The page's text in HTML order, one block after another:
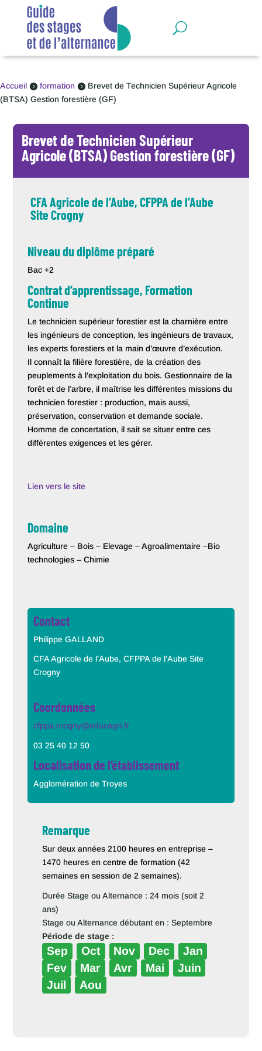
Accueil  formation  Brevet de Technicien Supérieur Agricole
(BTSA) Gestion forestière (GF)
Brevet de Technicien Supérieur
Agricole (BTSA) Gestion forestière (GF)
CFA Agricole de l’Aube, CFPPA de l’Aube
Site Crogny
Niveau du diplôme préparé
Bac +2
Contrat d’apprentissage, Formation
Continue
Le technicien supérieur forestier est la charnière entre
les ingénieurs de conception, les ingénieurs de travaux,
les experts forestiers et la main d’œuvre d’exécution.
Il connaît la filière forestière, de la création des
peuplements à l’exploitation du bois. Gestionnaire de la
forêt et de l’arbre, il maîtrise les différentes missions du
technicien forestier : production, mais aussi,
préservation, conservation et demande sociale.
Homme de concertation, il sait se situer entre ces
différentes exigences et les gérer.
Lien vers le site
Domaine
Agriculture – Bois – Elevage – Agroalimentaire –Bio
technologies – Chimie
Contact
Philippe GALLAND
CFA Agricole de l’Aube, CFPPA de l’Aube Site
Crogny
Coordonnées
cfppa.crogny@educagri.fr
03 25 40 12 50
Localisation de l’établissement
Agglomération de Troyes
Remarque
Sur deux années 2100 heures en entreprise –
1470 heures en centre de formation (42
semaines en session de 2 semaines).
Durée Stage ou Alternance : 24 mois (soit 2
ans)
Stage ou Alternance débutant en : Septembre
Période de stage :
Sep Oct Nov Dec
Jan
Fev
Mar Avr Mai
Juin
Juil
Aou
Panneau de gestion des cookies